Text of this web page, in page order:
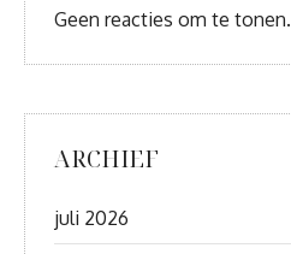
Geen reacties om te tonen.
ARCHIEF
juli 2026